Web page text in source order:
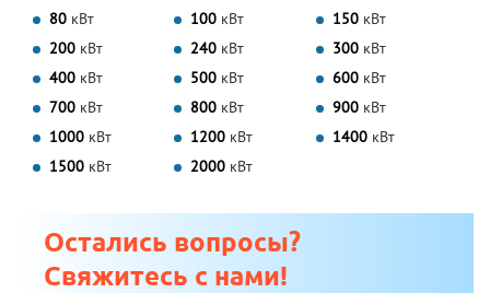
80 кВт 100 кВт 150 кВт
200 кВт 240 кВт 300 кВт
400 кВт 500 кВт 600 кВт
700 кВт 800 кВт 900 кВт
1000 кВт 1200 кВт 1400 кВт
1500 кВт 2000 кВт
Остались вопросы?
Свяжитесь с нами!